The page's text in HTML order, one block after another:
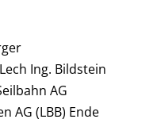
Ing. Bildstein
AG
AG (LBB) Ende